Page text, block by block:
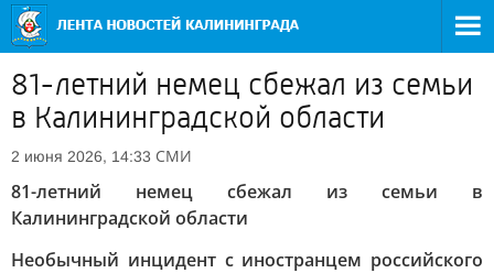
81-летний немец сбежал из семьи
в Калининградской области
2 июня 2026, 14:33 СМИ
81-летний немец сбежал из семьи в
Калининградской области
Необычный инцидент с иностранцем российского